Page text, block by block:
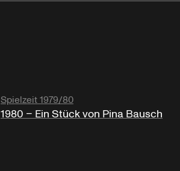
Spielzeit 1979/80
1980 – Ein Stück von Pina Bausch